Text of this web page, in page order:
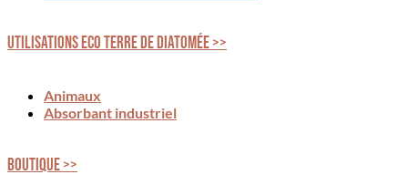
Utilisations ECO Terre de Diatomée >>
Animaux
Absorbant industriel
Boutique >>